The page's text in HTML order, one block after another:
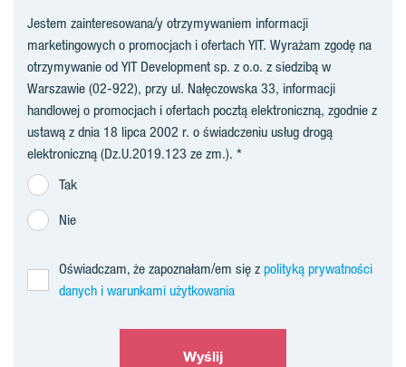
Jestem zainteresowana/y otrzymywaniem informacji
marketingowych o promocjach i ofertach YIT. Wyrażam zgodę na
otrzymywanie od YIT Development sp. z o.o. z siedzibą w
Warszawie (02-922), przy ul. Nałęczowska 33, informacji
handlowej o promocjach i ofertach pocztą elektroniczną, zgodnie z
ustawą z dnia 18 lipca 2002 r. o świadczeniu usług drogą
elektroniczną (Dz.U.2019.123 ze zm.).
Tak
Nie
Oświadczam, że zapoznałam/em się z polityką prywatności
danych i warunkami użytkowania
Wyślij